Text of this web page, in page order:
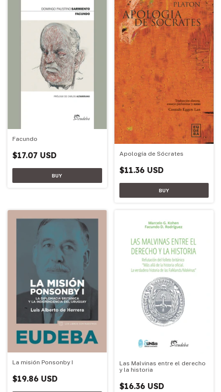
Facundo
$17.07 USD Apología de Sócrates
$11.36 USD
La misión Ponsonby I
$19.86 USD
Las Malvinas entre el derecho
y la historia
$16.36 USD